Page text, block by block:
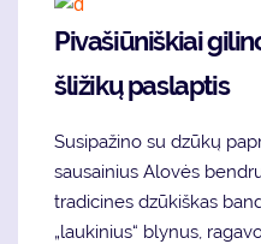
Pivašiūniškiai
šližikų paslaptis
Susipažino su dzūkų
sausainius Alovės
tradicines dzūkiškas
„laukinius“ blynus,